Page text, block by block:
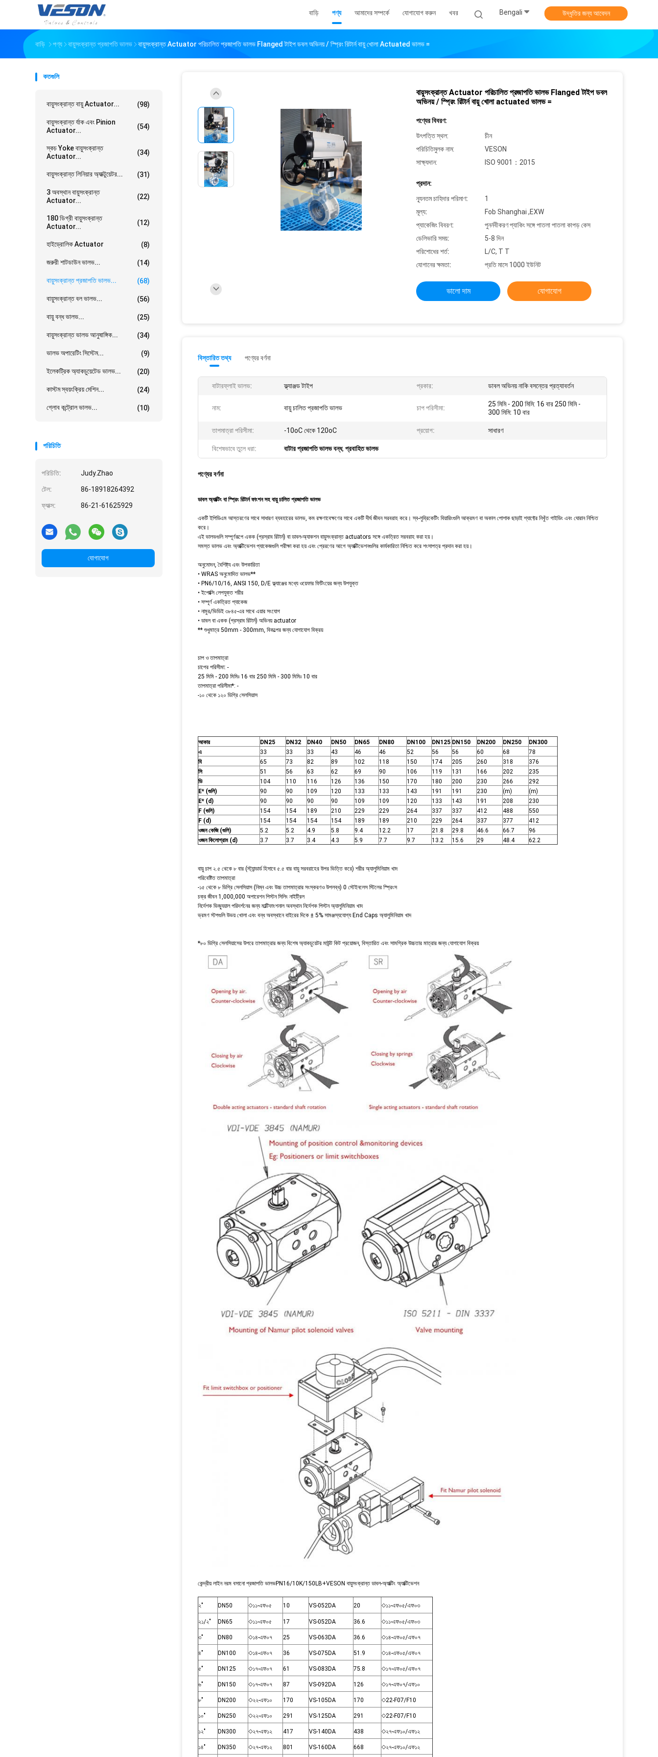
বাড়ি পণ্য আমাদের সম্পর্কে যোগাযোগ করুন খবর Bengali উদ্ধৃতির জন্য আবেদন
বাড়ি পণ্য বায়ুসংক্রান্ত প্রজাপতি ভালভ বায়ুসংক্রান্ত Actuator পরিচালিত প্রজাপতি ভালভ Flanged টাইপ ডবল অভিনয় / স্প্রিং রিটার্ন বায়ু খোলা Actuated ভালভ =
কতগুলি
বায়ুসংক্রান্ত বায়ু Actuator... (98)
বায়ুসংক্রান্ত র্যাক এবং Pinion
Actuator...
(54)
স্কচ Yoke বায়ুসংক্রান্ত
Actuator...
(34)
বায়ুসংক্রান্ত লিনিয়ার অ্যাক্টুয়েটর... (31)
3 অবস্থান বায়ুসংক্রান্ত
Actuator...
(22)
180 ডিগ্রী বায়ুসংক্রান্ত
Actuator...
(12)
হাইড্রোলিক Actuator (8)
জরুরী শাটডাউন ভালভ... (14)
বায়ুসংক্রান্ত প্রজাপতি ভালভ... (68)
বায়ুসংক্রান্ত বল ভালভ... (56)
বায়ু বন্ধ ভালভ... (25)
বায়ুসংক্রান্ত ভালভ আনুষাঙ্গিক... (34)
ভালভ অপারেটিং সিস্টেম... (9)
ইলেকট্রিক অ্যাকচুয়েটেড ভালভ... (20)
কাস্টম স্বয়ংক্রিয় মেশিন... (24)
গ্লোব কন্ট্রোল ভালভ... (10)
পরিচিতি
পরিচিতি: Judy.Zhao
টেল: 86-18918264392
ফ্যাক্স: 86-21-61625929
যোগাযোগ
বায়ুসংক্রান্ত Actuator পরিচালিত প্রজাপতি ভালভ Flanged টাইপ ডবল
অভিনয় / স্প্রিং রিটার্ন বায়ু খোলা actuated ভালভ =
পণ্যের বিবরণ:
উৎপত্তি স্থল:
চীন
পরিচিতিমুলক নাম:
VESON
সাক্ষ্যদান:
ISO 9001：2015
প্রদান:
ন্যূনতম চাহিদার পরিমাণ:
1
মূল্য:
Fob Shanghai ,EXW
প্যাকেজিং বিবরণ:
পুনর্নবীকরণ প্যাকিং সঙ্গে পাতলা পাতলা কাপড় কেস
ডেলিভারি সময়:
5-8 দিন
পরিশোধের শর্ত:
L/C, T T
যোগানের ক্ষমতা:
প্রতি মাসে 1000 ইউনিট
ভালো দাম যোগাযোগ
বিস্তারিত তথ্য পণ্যের বর্ণনা
বাটারফ্লাই ভালভ: ফ্ল্যাঞ্জড টাইপ প্রকার: ডাবল অভিনয় নাকি বসন্তের প্রত্যাবর্তন
নাম: বায়ু চালিত প্রজাপতি ভালভ চাপ পরিসীমা:
25 মিমি - 200 মিমি: 16 বার 250 মিমি -
300 মিমি: 10 বার
তাপমাত্রা পরিসীমা: -10oC থেকে 120oC প্রয়োগ: সাধারণ
বিশেষভাবে তুলে ধরা: বাটার প্রজাপতি ভালভ বন্ধ, প্রবাহিত ভালভ
পণ্যের বর্ণনা
ডাবল অ্যাক্টিং বা স্প্রিং রিটার্ন ফাংশন সহ বায়ু চালিত প্রজাপতি ভালভ
একটি ইপিডিএম আস্তরণের সাথে সাধারণ ব্যবহারের ভালভ, কম রক্ষণাবেক্ষণের সাথে একটি দীর্ঘ জীবন সরবরাহ করে। স্ব-লুব্রিকেটিং বিয়ারিংগুলি আক্রমণ বা অকাল পোশাক ছাড়াই শ্যাফ্টের নিখুঁত গাইডিং এবং ঘোরান নিশ্চিত
করে।
এই ভালভগুলি সম্পূর্ণরূপে একক (প্রস্রাব রিটার্ন) বা ডাবল-অ্যাকশন বায়ুসংক্রান্ত actuators সঙ্গে একত্রিত সরবরাহ করা হয়।
সমস্ত ভালভ এবং অ্যাক্টিভেশন প্যাকেজগুলি পরীক্ষা করা হয় এবং প্রেরণের আগে অ্যাক্টিভেশনগুলির কার্যকারিতা নিশ্চিত করে শংসাপত্র প্রদান করা হয়।
অনুমোদন, বৈশিষ্ট্য এবং উপকারিতা
• WRAS অনুমোদিত ভালভ**
• PN6/10/16, ANSI 150, D/E ফ্ল্যাঞ্জের মধ্যে ওয়েফার ফিটিংয়ের জন্য উপযুক্ত
• ইপোক্সি লেপযুক্ত শরীর
• সম্পূর্ণ একত্রিত প্যাকেজ
• নামুর/ভিডিই ৩৮৪৫-এর সাথে এয়ার সংযোগ
• ডাবল বা একক (প্রস্রাব রিটার্ন) অভিনয় actuator
** শুধুমাত্র 50mm - 300mm, বিকল্পের জন্য যোগাযোগ বিক্রয়
চাপ ও তাপমাত্রা
চাপের পরিসীমা: -
25 মিমি - 200 মিমিঃ 16 বার 250 মিমি - 300 মিমিঃ 10 বার
তাপমাত্রা পরিসীমা*: -
-১০ থেকে ১২০ ডিগ্রি সেলসিয়াস
আকার DN25 DN32 DN40 DN50 DN65 DN80 DN100 DN125 DN150 DN200 DN250
DN300
এ
33 33 33 43 46 46 52 56 56 60 68
78
বি
65 73 82 89 102 118 150 174 205 260 318
376
সি
51 56 63 62 69 90 106 119 131 166 202
235
ডি
104 110 116 126 136 150 170 180 200 230 266
292
E* (গুলি)
90 90 109 120 133 133 143 191 191 230 (m)
(m)
E* (d)
90 90 90 90 109 109 120 133 143 191 208
230
F (গুলি)
154 154 189 210 229 229 264 337 337 412 488
550
F (d)
154 154 154 154 189 189 210 229 264 337 377
412
ওজন কেজি (গুলি)
5.2 5.2 4.9 5.8 9.4 12.2 17 21.8 29.8 46.6 66.7
96
ওজন কিলোগ্রাম (d)
3.7 3.7 3.4 4.3 5.9 7.7 9.7 13.2 15.6 29 48.4 62.2
বায়ু চাপ ২.৫ থেকে ৮ বার (স্ট্যান্ডার্ড হিসাবে ৫.৫ বার বায়ু সরবরাহের উপর ভিত্তি করে) শরীর অ্যালুমিনিয়াম খাদ
পরিবেষ্টিত তাপমাত্রা
-১৫ থেকে ৮ ডিগ্রি সেলসিয়াস (নিম্ন এবং উচ্চ তাপমাত্রার সংস্করণও উপলব্ধ) 0 স্টেইনলেস স্টিলের স্প্রিংস
চক্র জীবন 1,000,000 অপারেশন পিস্টন সিলিং নাইট্রিল
নির্দেশক ভিজ্যুয়াল পরিদর্শনের জন্য মাল্টিফাংশনাল অবস্থান নির্দেশক পিস্টন অ্যালুমিনিয়াম খাদ
ভ্রমণ স্টপগুলি উভয় খোলা এবং বন্ধ অবস্থানে বাইরের দিকে ± 5% সামঞ্জস্যযোগ্য End Caps অ্যালুমিনিয়াম খাদ
*৮০ ডিগ্রি সেলসিয়াসের উপরে তাপমাত্রার জন্য বিশেষ অ্যাকচুয়েটর মাউন্ট কিট প্রয়োজন, বিস্তারিত এবং সামগ্রিক উচ্চতার মাত্রার জন্য যোগাযোগ বিক্রয়
কেন্দ্রীয় লাইন নরম বসানো প্রজাপতি ভালভPN16/10K/150LB+VESON বায়ুসংক্রান্ত ডাবল-অ্যাক্টিং অ্যাক্টিভেশন
২" DN50 ◇১১-এফ০৫ 10 VS-052DA 20 ◇১১-এফ০৫/এফ০৩
২১/২" DN65 ◇১১-এফ০৫ 17 VS-052DA 36.6 ◇১১-এফ০৫/এফ০৩
৩" DN80 ◇১৪-এফ০৭ 25 VS-063DA 36.6 ◇১৪-এফ০৫/এফ০৭
৪" DN100 ◇১৪-এফ০৭ 36 VS-075DA 51.9 ◇১৪-এফ০৫/এফ০৭
৫" DN125 ◇১৭-এফ০৭ 61 VS-083DA 75.8 ◇১৭-এফ০৫/এফ০৭
৬" DN150 ◇১৭-এফ০৭ 87 VS-092DA 126 ◇১৭-এফ০৭/এফ১০
৮" DN200 ◇২২-এফ১০ 170 VS-105DA 170 ◇22-F07/F10
১০" DN250 ◇২২-এফ১০ 291 VS-125DA 291 ◇22-F07/F10
১২" DN300 ◇২৭-এফ১২ 417 VS-140DA 438 ◇২৭-এফ১০/এফ১২
১৪" DN350 ◇২৭-এফ১২ 801 VS-160DA 668 ◇২৭-এফ১০/এফ১২